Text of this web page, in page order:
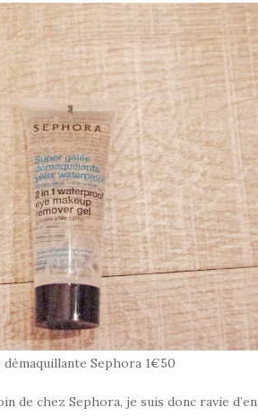
démaquillante Sephora 1€50
de chez Sephora, je suis donc ravie